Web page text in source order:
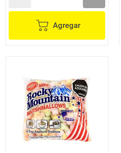
Agregar